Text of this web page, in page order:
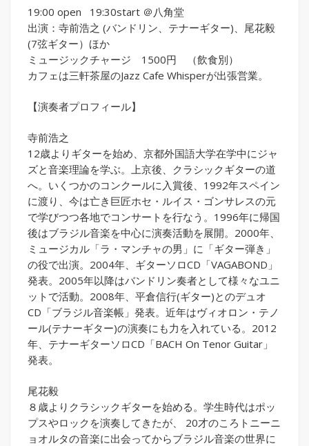
19:00 open 19:30start ＠八角堂
出演：寺前浩之 (バンドリン、テナーギター)、尾花毅
(7弦ギター）ほか
ミュージックチャージ 1500円 （飲食別）
カフェは三軒茶屋のJazz Cafe Whisperが出張営業。
【演奏者プロフィール】
寺前浩之
12歳よりギターを始め、京都外国語大学在学中にジャ
ズと音楽理論を学ぶ。上京後、クラシックギターの道
へ。いくつかのコンクールに入賞後、1992年スペイン
に渡り、今は亡き巨匠ホセ・ルイス・ゴンサレスの元
で学びつつ各地でコンサートを行なう。1996年に帰国
後はブラジル音楽を中心に演奏活動を展開。2000年、
ミュージカル「ラ・マンチャの男」に「ギター弾き」
の役で出演。2004年、ギターソロCD「VAGABOND」
発表。2005年以降はバンドリン奏者として様々なユニ
ットで活動。2008年、平倉信行(ギター)とのデュオ
CD「ブラジル音楽帳」発表。近年はヴィオロン・テノ
ール(テナーギター)の演奏にも力を入れている。2012
年、テナーギターソロCD「BACH On Tenor Guitar」
発表。
尾花毅
８歳よりクラシックギターを始める。学生時代はポッ
プスやロックを演奏してきたが、 20才のころトニーニ
ョオルタの音楽に出会ってからブラジル音楽の世界に